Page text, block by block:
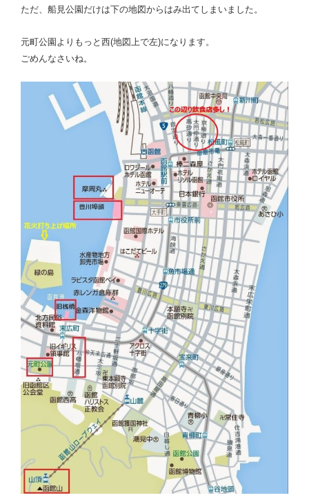
ただ、船見公園だけは下の地図からはみ出てしまいました。
元町公園よりもっと西(地図上で左)になります。
ごめんなさいね。